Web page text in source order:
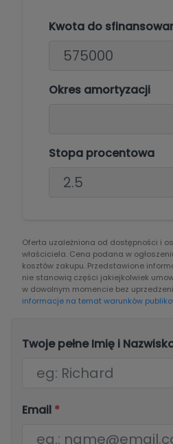
Kwota do
Okres amortyzacji
Stopa procentowa
Oferta uzależniona od dostępności i
właściciela. Cena podana w
kosztów zakupu. Przedstawione
nie stanowią części jakiejkolwiek
w dowolnym momencie bez
informacje na temat warunków
Twoje pełne Imię i
Email *